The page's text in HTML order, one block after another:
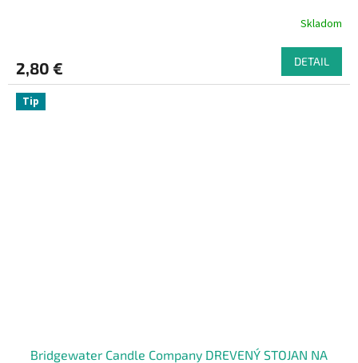
Skladom
2,80 € DETAIL
Tip
Bridgewater Candle Company DREVENÝ STOJAN NA